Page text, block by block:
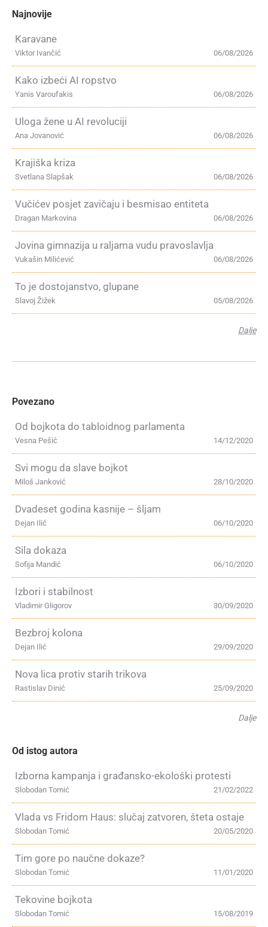
Najnovije
Karavane
06/08/2026
Viktor Ivančić
Kako izbeći AI ropstvo
06/08/2026
Yanis Varoufakis
Uloga žene u AI revoluciji
06/08/2026
Ana Jovanović
Krajiška kriza
06/08/2026
Svetlana Slapšak
Vučićev posjet zavičaju i besmisao entiteta
06/08/2026
Dragan Markovina
Jovina gimnazija u raljama vudu pravoslavlja
06/08/2026
Vukašin Milićević
To je dostojanstvo, glupane
05/08/2026
Slavoj Žižek
Dalje
Povezano
Od bojkota do tabloidnog parlamenta
14/12/2020
Vesna Pešić
Svi mogu da slave bojkot
28/10/2020
Miloš Janković
Dvadeset godina kasnije – šljam
06/10/2020
Dejan Ilić
Sila dokaza
06/10/2020
Sofija Mandić
Izbori i stabilnost
30/09/2020
Vladimir Gligorov
Bezbroj kolona
29/09/2020
Dejan Ilić
Nova lica protiv starih trikova
25/09/2020
Rastislav Dinić
Dalje
Od istog autora
Izborna kampanja i građansko-ekološki protesti
21/02/2022
Slobodan Tomić
Vlada vs Fridom Haus: slučaj zatvoren, šteta ostaje
20/05/2020
Slobodan Tomić
Tim gore po naučne dokaze?
11/01/2020
Slobodan Tomić
Tekovine bojkota
15/08/2019
Slobodan Tomić